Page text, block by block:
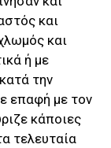
και
και
ή με
την
επαφή με τον
κάποιες
τελευταία